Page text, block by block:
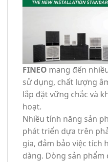
FINEO mang đến
sử dụng, chất lượng
lắp đặt vững chắc và
hoạt.
Nhiều tính năng sản
phát triển dựa trên
gia, đảm bảo việc tích
dàng. Dòng sản